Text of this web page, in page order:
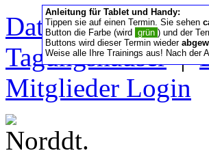
Datenschutz/
Tagungshäuser|
Mitglieder Login
Anleitung für Tablet und Handy:
Tippen sie auf einen Termin. Sie sehen
Button die Farbe (wird grün ) und der
Buttons wird dieser Termin wieder
Weise alle Ihre Trainings aus! Nach der